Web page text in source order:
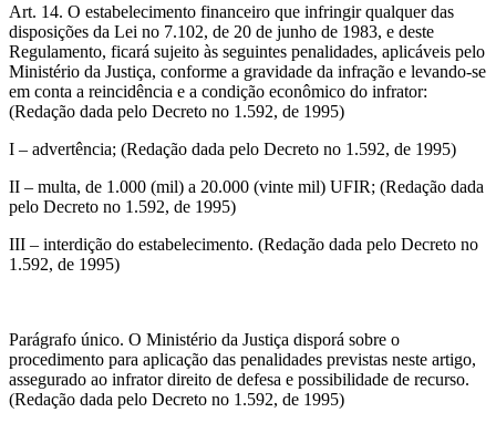
Art. 14. O estabelecimento financeiro que infringir qualquer das
disposições da Lei no 7.102, de 20 de junho de 1983, e deste
Regulamento, ficará sujeito às seguintes penalidades, aplicáveis pelo
Ministério da Justiça, conforme a gravidade da infração e levando-se
em conta a reincidência e a condição econômico do infrator:
(Redação dada pelo Decreto no 1.592, de 1995)
I – advertência; (Redação dada pelo Decreto no 1.592, de 1995)
II – multa, de 1.000 (mil) a 20.000 (vinte mil) UFIR; (Redação dada
pelo Decreto no 1.592, de 1995)
III – interdição do estabelecimento. (Redação dada pelo Decreto no
1.592, de 1995)
Parágrafo único. O Ministério da Justiça disporá sobre o
procedimento para aplicação das penalidades previstas neste artigo,
assegurado ao infrator direito de defesa e possibilidade de recurso.
(Redação dada pelo Decreto no 1.592, de 1995)